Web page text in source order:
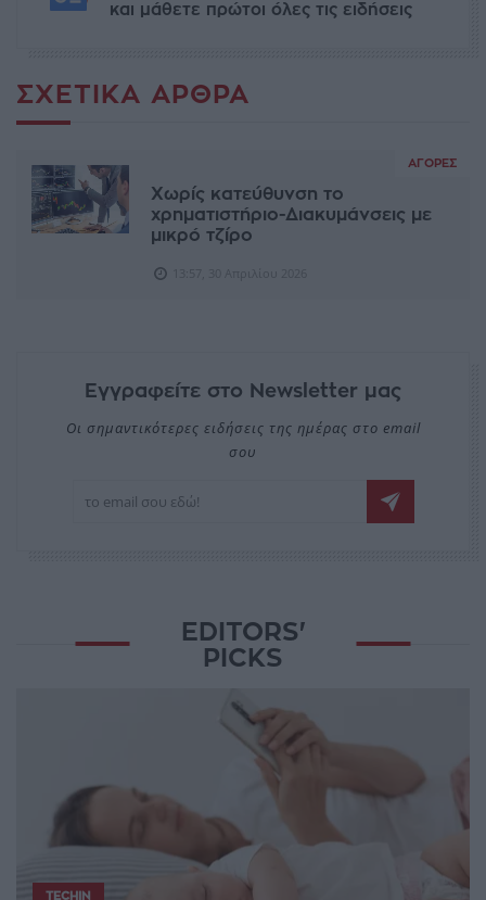
και μάθετε πρώτοι όλες τις ειδήσεις
ΣΧΕΤΙΚΆ ΆΡΘΡΑ
ΑΓΟΡΈΣ
Χωρίς κατεύθυνση το
χρηματιστήριο-Διακυμάνσεις με
μικρό τζίρο
Εγγραφείτε στο Newsletter μας
Οι σημαντικότερες ειδήσεις της ημέρας στο email
σου
EDITORS'
PICKS
TECHIN